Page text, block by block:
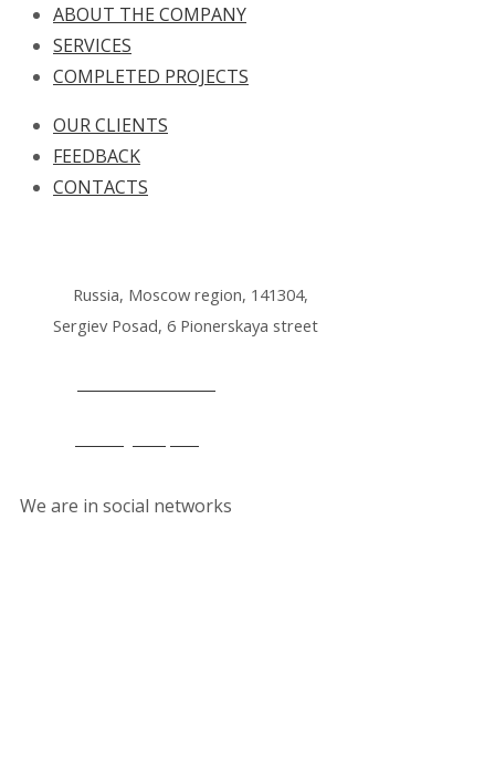
ABOUT THE COMPANY
SERVICES
COMPLETED PROJECTS
OUR CLIENTS
FEEDBACK
CONTACTS
Russia, Moscow region, 141304,
Sergiev Posad, 6 Pionerskaya street
We are in social networks